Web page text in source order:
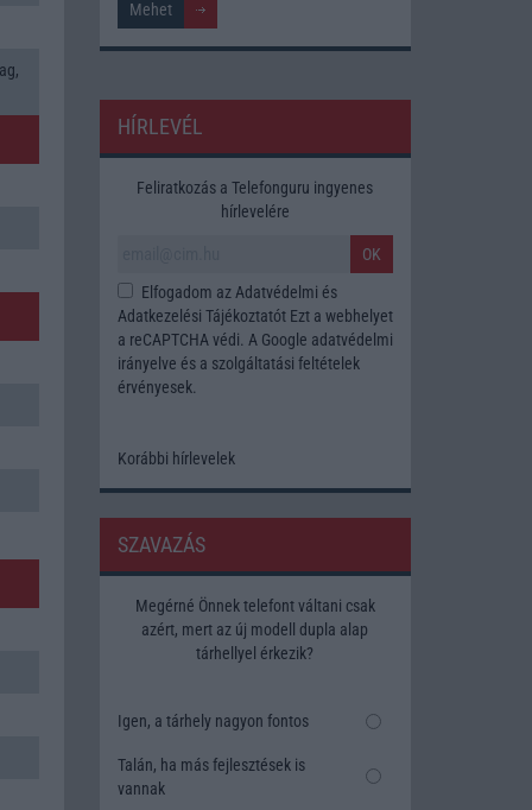
HÍRLEVÉL
Feliratkozás a Telefonguru ingyenes
hírlevelére
OK
Elfogadom az Adatvédelmi és
Adatkezelési TájékoztatótEzt a webhelyet
a reCAPTCHA védi. A Google adatvédelmi
irányelve és a szolgáltatási feltételek
érvényesek.
Korábbi hírlevelek
SZAVAZÁS
Megérné Önnek telefont váltani csak
azért, mert az új modell dupla alap
tárhellyel érkezik?
Igen, a tárhely nagyon fontos
Talán, ha más fejlesztések is
vannak